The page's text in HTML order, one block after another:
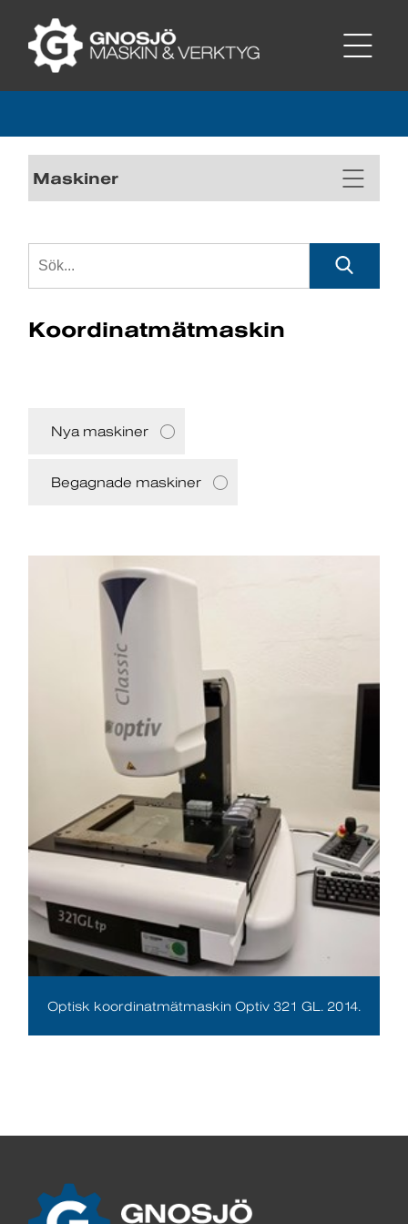
Maskiner
Koordinatmätmaskin
Nya maskiner
Begagnade maskiner
Optisk koordinatmätmaskin Optiv 321 GL. 2014.